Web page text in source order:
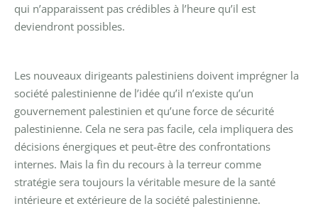
qui n’apparaissent pas crédibles à l’heure qu’il est
deviendront possibles.
Les nouveaux dirigeants palestiniens doivent imprégner la
société palestinienne de l’idée qu’il n’existe qu’un
gouvernement palestinien et qu’une force de sécurité
palestinienne. Cela ne sera pas facile, cela impliquera des
décisions énergiques et peut-être des confrontations
internes. Mais la fin du recours à la terreur comme
stratégie sera toujours la véritable mesure de la santé
intérieure et extérieure de la société palestinienne.